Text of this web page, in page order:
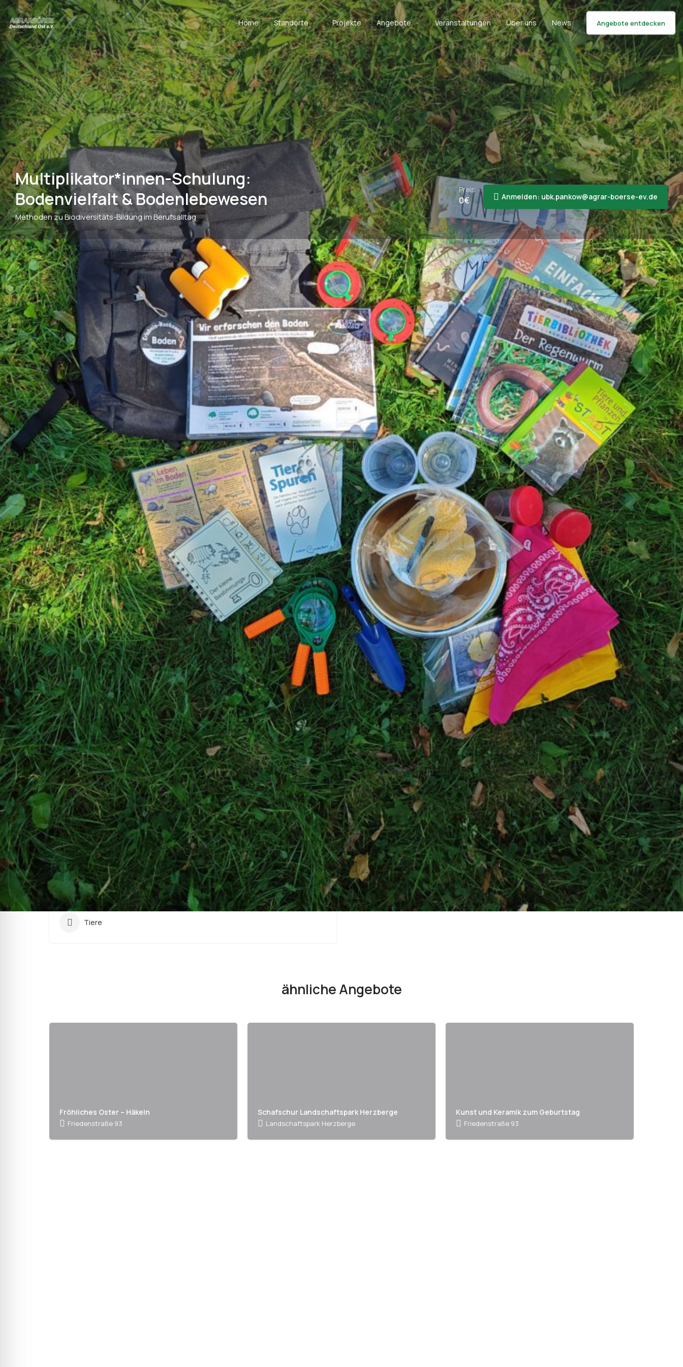
Home Standorte Projekte Angebote Veranstaltungen Über uns News Angebote entdecken
Multiplikator*innen-Schulung:
Bodenvielfalt & Bodenlebewesen
Methoden zu Biodiversitäts-Bildung im Berufsalltag
Preis
0€ Anmelden: ubk.pankow@agrar-boerse-ev.de
Übersicht
Beschreibung
Warum ist Boden für uns alle wichtig?
Die Schulung findet in Kooperation mit der Koordinierungsstelle Umweltbildung
Pankow und dem 2000m² Weltacker Berlin e.V. statt. Inhaltlich durchgeführt wird
sie von der Bildungsreferentin Frau Dr. Karin Pirnhofer Walzl und der
Bodenexpertin Frau Selina Tenzer.
IN UNSERER KOSTENLOSEN FORTBILDUNG:
…zeigen wir euch wie Bodenvielfalt und Bodendiversität auf dem Weltacker
umgesetzt wird.
… stellen wir euch praxisorientiertes Bildungsmaterial wie den neuen Erlebnis-
Rucksack-Boden vor.
…befassen wir uns mit Bodenprofilen sowie dem Weltbodenpfad und nehmen
ihn mit allen Sinnen wahr.
…lernen wir unterschiedliche Bodentypen sowie ihre Herkunft, ihren Nutzen und
ihre Bedrohung kennen.
ANMELDUNGbitte unter:
ubk.pankow@agrar-boerse-ev.de
Zielgruppe
Erwachsene
Adresse
Blankenfelder Chaussee 5, 13159 Berlin, Deutschland Anfahrt
Eigenschaften
Natur- und Umweltbildung Urbane Landwirtschaft Essen & Trinken
Workshop Erleben Nachhaltigkeit
Tiere
Kategorie
Umweltbildung
Datum
12. Mai 2025 14:00 - 16:00
Beendet
Projekt
Koordinierungsstelle Umweltbildung Pankow
Partner
gefördet durch:
ähnliche Angebote
Fröhliches Oster – Häkeln
Friedenstraße 93
Schafschur Landschaftspark Herzberge
Landschaftspark Herzberge
Kunst und Keramik zum Geburtstag
Friedenstraße 93